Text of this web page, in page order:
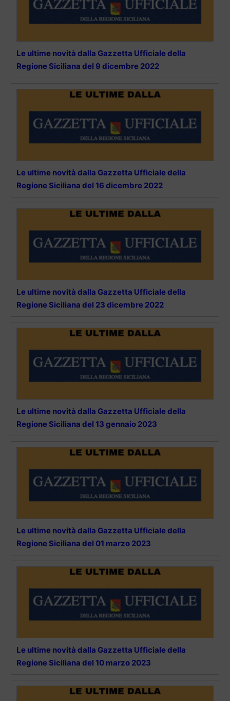
Le ultime novità dalla Gazzetta Ufficiale della
Regione Siciliana del 9 dicembre 2022
Le ultime novità dalla Gazzetta Ufficiale della
Regione Siciliana del 16 dicembre 2022
Le ultime novità dalla Gazzetta Ufficiale della
Regione Siciliana del 23 dicembre 2022
Le ultime novità dalla Gazzetta Ufficiale della
Regione Siciliana del 13 gennaio 2023
Le ultime novità dalla Gazzetta Ufficiale della
Regione Siciliana del 01 marzo 2023
Le ultime novità dalla Gazzetta Ufficiale della
Regione Siciliana del 10 marzo 2023